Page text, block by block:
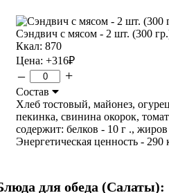
Сэндвич с мясом - 2 шт. (300
Ккал: 870
Цена: +316₽
– +
Состав
Хлеб тостовый, майонез,
пекинка, свинина окорок,
содержит: белков - 10 г ., жиров
Энергетическая ценность - 290
для обеда (Салаты):